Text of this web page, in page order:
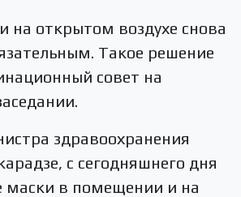
на открытом воздухе снова
Такое решение
совет на
здравоохранения
с сегодняшнего дня
маски в помещении и на